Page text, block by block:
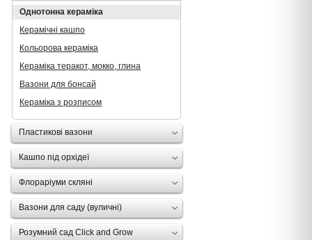
Однотонна кераміка
Керамічні кашпо
Кольорова кераміка
Кераміка теракот, мокко, глина
Вазони для бонсай
Кераміка з розписом
Пластикові вазони
Кашпо під орхідеї
Флораріуми скляні
Вазони для саду (вуличні)
Розумний сад Click and Grow